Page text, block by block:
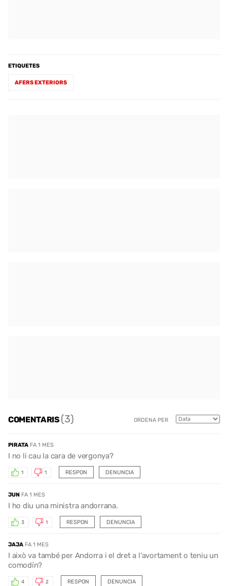
ETIQUETES
AFERS EXTERIORS
COMENTARIS(3) ORDENA PER
PIRATA FA 1 MES
I no li cau la cara de vergonya?
RESPON
1 1 DENUNCIA
JUN FA 1 MES
I ho diu una ministra andorrana.
RESPON
3 1 DENUNCIA
JAJA FA 1 MES
I això va també per Andorra i el dret a l'avortament o teniu un
comodín?
RESPON
4 2 DENUNCIA